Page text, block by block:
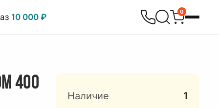
10 000 ₽
0
400
Наличие 1